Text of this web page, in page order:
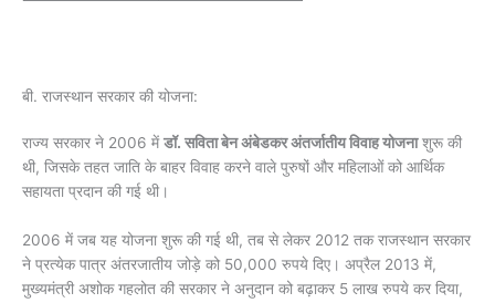
बी. राजस्थान सरकार की योजना:
राज्य सरकार ने 2006 मेंडॉ. सविता बेन अंबेडकर अंतर्जातीय विवाह योजनाशुरू की
थी, जिसके तहत जाति के बाहर विवाह करने वाले पुरुषों और महिलाओं को आर्थिक
सहायता प्रदान की गई थी।
2006 में जब यह योजना शुरू की गई थी, तब से लेकर 2012 तक राजस्थान सरकार
ने प्रत्येक पात्र अंतरजातीय जोड़े को 50,000 रुपये दिए। अप्रैल 2013 में,
मुख्यमंत्री अशोक गहलोत की सरकार ने अनुदान को बढ़ाकर 5 लाख रुपये कर दिया,